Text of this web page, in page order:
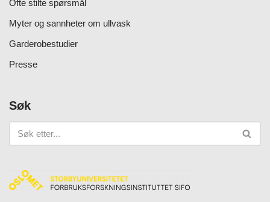
Ofte stilte spørsmål
Myter og sannheter om ullvask
Garderobestudier
Presse
Søk